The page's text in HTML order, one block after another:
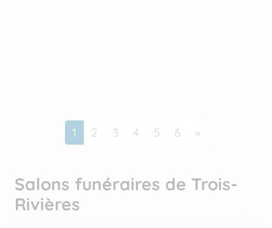
1 2 3 4 5 6 »Suivant
Salons funéraires de Trois-
Rivières